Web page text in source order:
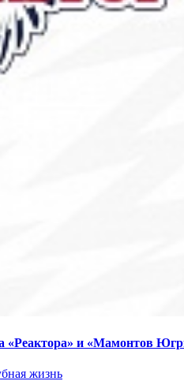
«Реактора» и «Мамонтов
жизнь